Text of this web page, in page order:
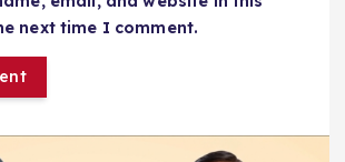
next time I comment.